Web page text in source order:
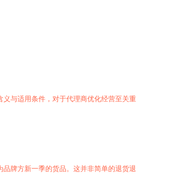
与适用条件，对于代理商优化经营至关重
牌方新一季的货品。这并非简单的退货退